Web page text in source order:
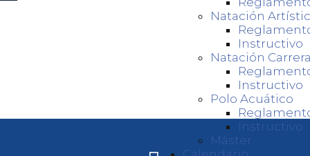
Natación
Instructivo
Natación
Instructivo
Polo Acuático
Instructivo
Máster